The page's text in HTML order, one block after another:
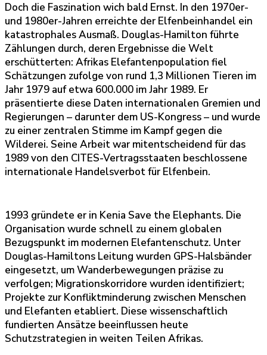
Doch die Faszination wich bald Ernst. In den 1970er-
und 1980er-Jahren erreichte der Elfenbeinhandel ein
katastrophales Ausmaß. Douglas-Hamilton führte
Zählungen durch, deren Ergebnisse die Welt
erschütterten: Afrikas Elefantenpopulation fiel
Schätzungen zufolge von rund 1,3 Millionen Tieren im
Jahr 1979 auf etwa 600.000 im Jahr 1989. Er
präsentierte diese Daten internationalen Gremien und
Regierungen – darunter dem US-Kongress – und wurde
zu einer zentralen Stimme im Kampf gegen die
Wilderei. Seine Arbeit war mitentscheidend für das
1989 von den CITES-Vertragsstaaten beschlossene
internationale Handelsverbot für Elfenbein.
1993 gründete er in Kenia Save the Elephants. Die
Organisation wurde schnell zu einem globalen
Bezugspunkt im modernen Elefantenschutz. Unter
Douglas-Hamiltons Leitung wurden GPS-Halsbänder
eingesetzt, um Wanderbewegungen präzise zu
verfolgen; Migrationskorridore wurden identifiziert;
Projekte zur Konfliktminderung zwischen Menschen
und Elefanten etabliert. Diese wissenschaftlich
fundierten Ansätze beeinflussen heute
Schutzstrategien in weiten Teilen Afrikas.